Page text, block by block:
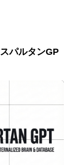
パルタンGP